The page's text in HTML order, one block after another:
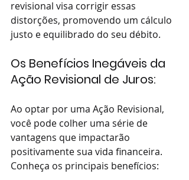
revisional visa corrigir essas
distorções, promovendo um cálculo
justo e equilibrado do seu débito.
Os Benefícios Inegáveis da
Ação Revisional de Juros:
Ao optar por uma Ação Revisional,
você pode colher uma série de
vantagens que impactarão
positivamente sua vida financeira.
Conheça os principais benefícios: